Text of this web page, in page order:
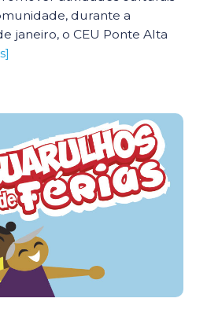
durante a
janeiro, o CEU Ponte Alta